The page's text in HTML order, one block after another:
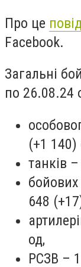
Про це
Facebook.
Загальні
по 26.08.24
(+1 140)
танків
648
од,
РСЗВ –